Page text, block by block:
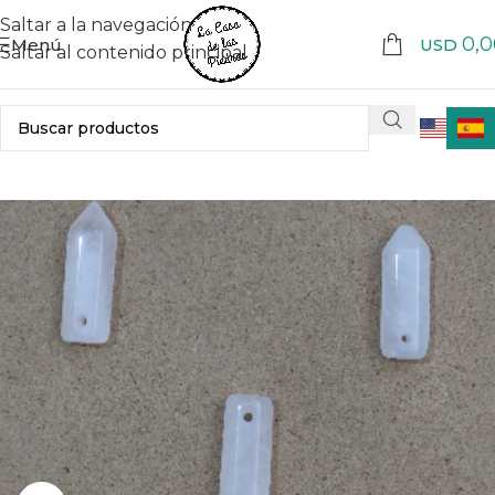
Saltar a la navegación
Saltar al contenido principal
Menú USD